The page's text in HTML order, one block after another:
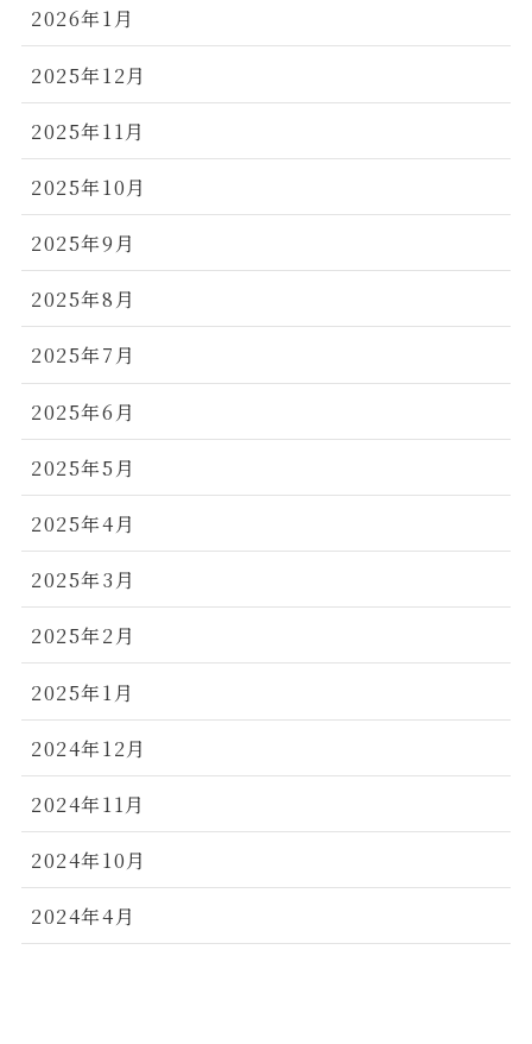
2026年1月
2025年12月
2025年11月
2025年10月
2025年9月
2025年8月
2025年7月
2025年6月
2025年5月
2025年4月
2025年3月
2025年2月
2025年1月
2024年12月
2024年11月
2024年10月
2024年4月